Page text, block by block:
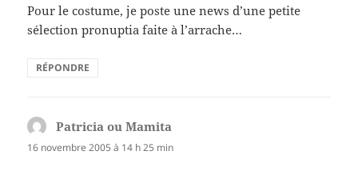
Pour le costume, je poste une news d’une petite
sélection pronuptia faite à l’arrache…
RÉPONDRE
Patricia ou Mamita
16 novembre 2005 à 14 h 25 min